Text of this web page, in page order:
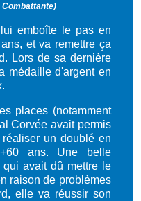
emboîte le pas en
et va remettre ça
Lors de sa dernière
médaille d'argent en
places (notamment
Corvée avait permis
un doublé en
ans. Une belle
avait dû mettre le
raison de problèmes
elle va réussir son